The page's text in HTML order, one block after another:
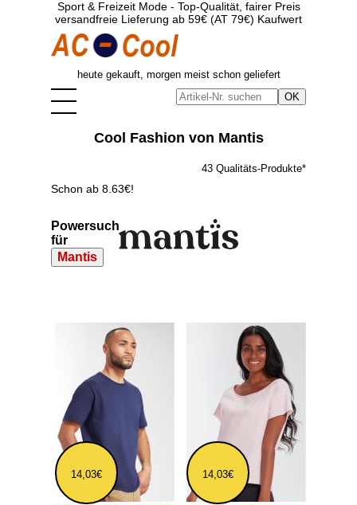
Sport & Freizeit Mode - Top-Qualität, fairer Preis
versandfreie Lieferung ab 59€ (AT 79€) Kaufwert
heute gekauft, morgen meist schon geliefert
Cool Fashion von Mantis
43 Qualitäts-Produkte*
Schon ab 8.63€!
Powersuche
für
Mantis
14,03€ 14,03€